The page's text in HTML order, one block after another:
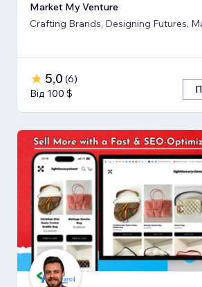
Market My Venture
Crafting Brands, Designing Futures,
5,0 (6)
Від 100 $